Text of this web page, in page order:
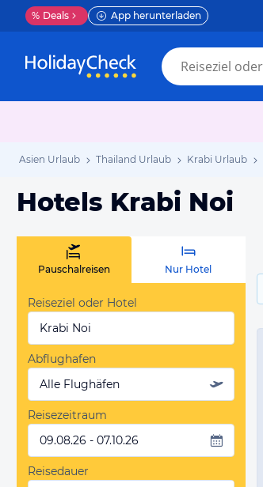
% Deals App herunterladen
Asien Urlaub Thailand Urlaub Krabi Urlaub
Hotels Krabi Noi
Pauschalreisen Nur Hotel
Reiseziel oder Hotel
Krabi Noi
Abflughafen
Alle Flughäfen
Reisezeitraum
09.08.26 - 07.10.26
Reisedauer